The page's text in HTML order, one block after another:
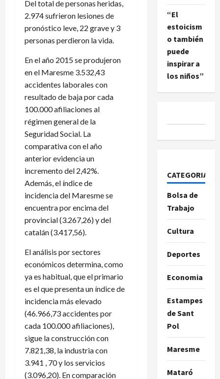
Del total de personas heridas,
2.974 sufrieron lesiones de
pronóstico leve, 22 grave y 3
personas perdieron la vida.
En el año 2015 se produjeron
en el Maresme 3.532,43
accidentes laborales con
resultado de baja por cada
100.000 afiliaciones al
régimen general de la
Seguridad Social. La
comparativa con el año
anterior evidencia un
incremento del 2,42%.
Además, el índice de
incidencia del Maresme se
encuentra por encima del
provincial (3.267,26) y del
catalán (3.417,56).
El análisis por sectores
económicos determina, como
ya es habitual, que el primario
es el que presenta un índice de
incidencia más elevado
(46.966,73 accidentes por
cada 100.000 afiliaciones),
sigue la construcción con
7.821,38, la industria con
3.941 , 70 y los servicios
(3.096,20). En comparación
“El
estoicism
o también
puede
inspirar a
los niños”
CATEGORIAS
Bolsa de
Trabajo
Cultura
Deportes
Economia
Estampes
de Sant
Pol
Maresme
Mataró